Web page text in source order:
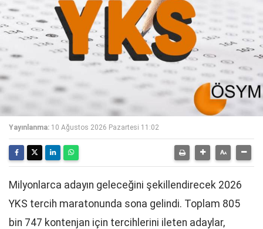
Yayınlanma: 10 Ağustos 2026 Pazartesi 11:02
Milyonlarca adayın geleceğini şekillendirecek 2026
YKS tercih maratonunda sona gelindi. Toplam 805
bin 747 kontenjan için tercihlerini ileten adaylar,